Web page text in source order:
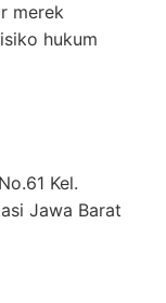
merek
hukum
Kel.
Jawa Barat